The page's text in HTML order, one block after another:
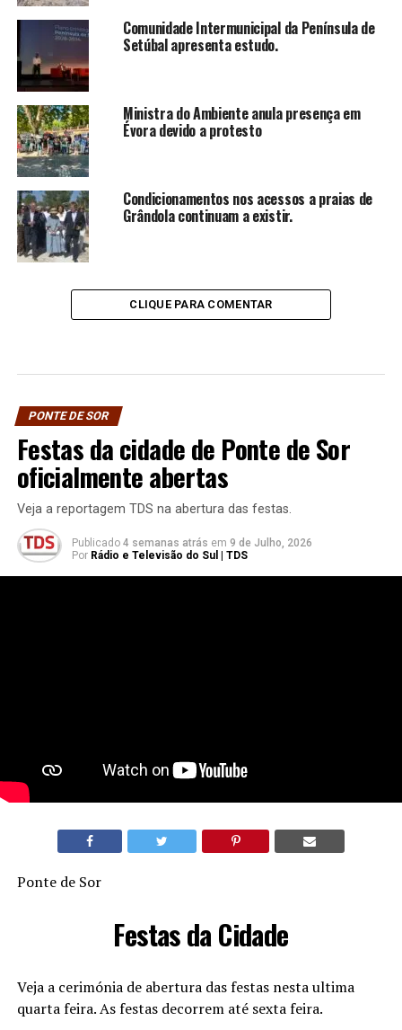
Comunidade Intermunicipal da Península de
Setúbal apresenta estudo.
Ministra do Ambiente anula presença em
Évora devido a protesto
Condicionamentos nos acessos a praias de
Grândola continuam a existir.
CLIQUE PARA COMENTAR
PONTE DE SOR
Festas da cidade de Ponte de Sor
oficialmente abertas
Veja a reportagem TDS na abertura das festas.
Publicado 4 semanas atrás em 9 de Julho, 2026
Por Rádio e Televisão do Sul | TDS
Ponte de Sor
Festas da Cidade
Veja a cerimónia de abertura das festas nesta ultima
quarta feira. As festas decorrem até sexta feira.